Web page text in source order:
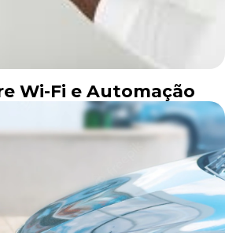
Wi-Fi e Automação